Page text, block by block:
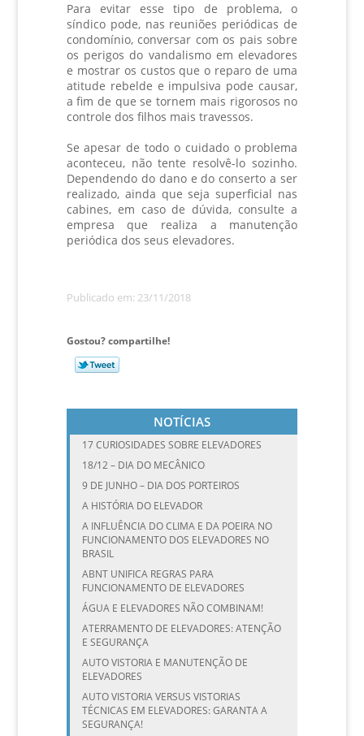
Para evitar esse tipo de problema, o
síndico pode, nas reuniões periódicas de
condomínio, conversar com os pais sobre
os perigos do vandalismo em elevadores
e mostrar os custos que o reparo de uma
atitude rebelde e impulsiva pode causar,
a fim de que se tornem mais rigorosos no
controle dos filhos mais travessos.
Se apesar de todo o cuidado o problema
aconteceu, não tente resolvê-lo sozinho.
Dependendo do dano e do conserto a ser
realizado, ainda que seja superficial nas
cabines, em caso de dúvida, consulte a
empresa que realiza a manutenção
periódica dos seus elevadores.
Publicado em: 23/11/2018
Gostou? compartilhe!
NOTÍCIAS
17 CURIOSIDADES SOBRE ELEVADORES
18/12 – DIA DO MECÂNICO
9 DE JUNHO – DIA DOS PORTEIROS
A HISTÓRIA DO ELEVADOR
A INFLUÊNCIA DO CLIMA E DA POEIRA NO
FUNCIONAMENTO DOS ELEVADORES NO
BRASIL
ABNT UNIFICA REGRAS PARA
FUNCIONAMENTO DE ELEVADORES
ÁGUA E ELEVADORES NÃO COMBINAM!
ATERRAMENTO DE ELEVADORES: ATENÇÃO
E SEGURANÇA
AUTO VISTORIA E MANUTENÇÃO DE
ELEVADORES
AUTO VISTORIA VERSUS VISTORIAS
TÉCNICAS EM ELEVADORES: GARANTA A
SEGURANÇA!